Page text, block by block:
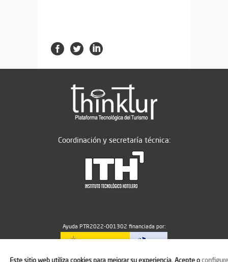
Coordinación y secretaría técnica:
Ayuda PTR2022-001302 financiada por:
Este sitio web utiliza cookies para mejorar su experiencia. Acepte oconfigure